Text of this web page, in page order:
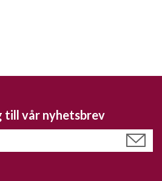
till vår nyhetsbrev